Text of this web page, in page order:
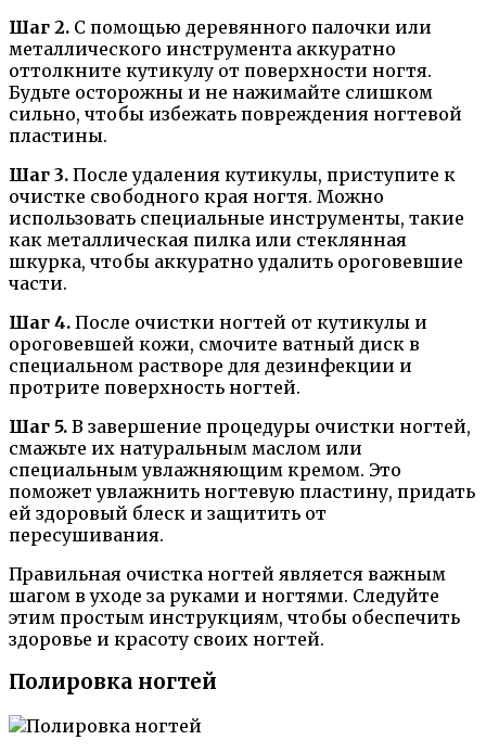
Шаг 2. С помощью деревянного палочки или
металлического инструмента аккуратно
оттолкните кутикулу от поверхности ногтя.
Будьте осторожны и не нажимайте слишком
сильно, чтобы избежать повреждения ногтевой
пластины.
Шаг 3. После удаления кутикулы, приступите к
очистке свободного края ногтя. Можно
использовать специальные инструменты, такие
как металлическая пилка или стеклянная
шкурка, чтобы аккуратно удалить ороговевшие
части.
Шаг 4. После очистки ногтей от кутикулы и
ороговевшей кожи, смочите ватный диск в
специальном растворе для дезинфекции и
протрите поверхность ногтей.
Шаг 5. В завершение процедуры очистки ногтей,
смажьте их натуральным маслом или
специальным увлажняющим кремом. Это
поможет увлажнить ногтевую пластину, придать
ей здоровый блеск и защитить от
пересушивания.
Правильная очистка ногтей является важным
шагом в уходе за руками и ногтями. Следуйте
этим простым инструкциям, чтобы обеспечить
здоровье и красоту своих ногтей.
Полировка ногтей